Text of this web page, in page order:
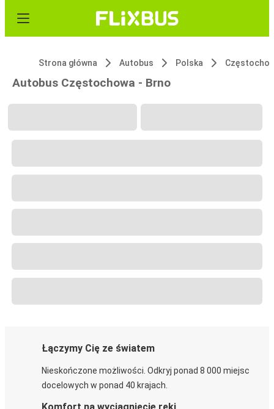
Strona główna Autobus Polska
Autobus Częstochowa - Brno
Łączymy Cię ze światem
Nieskończone możliwości. Odkryj ponad 8 000 miejsc
docelowych w ponad 40 krajach.